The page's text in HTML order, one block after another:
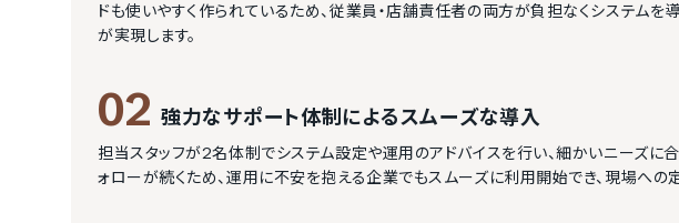
ドも使いやすく作られているため、従業員・店舗責任者の両方が負担なくシステムを
が実現します。
02 強力なサポート体制によるスムーズな導入
担当スタッフが2名体制でシステム設定や運用のアドバイスを行い、細かいニーズに
ォローが続くため、運用に不安を抱える企業でもスムーズに利用開始でき、現場への